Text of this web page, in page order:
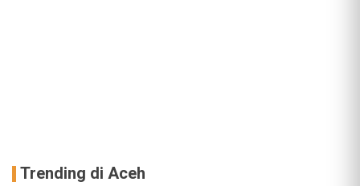
Trending di Aceh